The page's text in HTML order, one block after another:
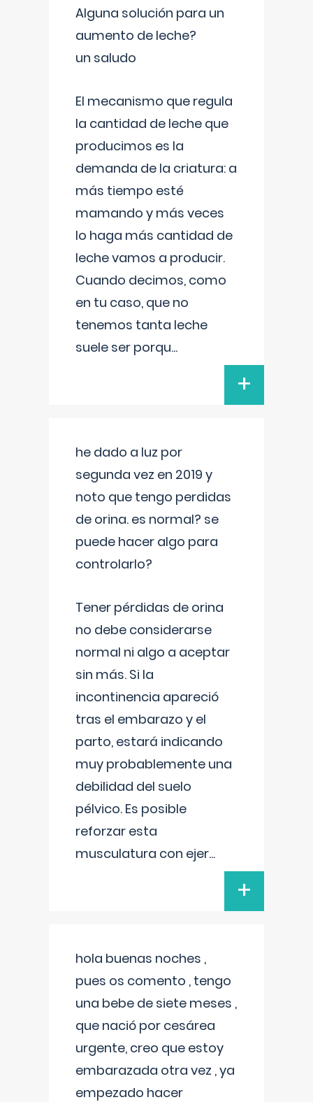
Alguna solución para un
aumento de leche?
un saludo
El mecanismo que regula
la cantidad de leche que
producimos es la
demanda de la criatura: a
más tiempo esté
mamando y más veces
lo haga más cantidad de
leche vamos a producir.
Cuando decimos, como
en tu caso, que no
tenemos tanta leche
suele ser porqu...
+
he dado a luz por
segunda vez en 2019 y
noto que tengo perdidas
de orina. es normal? se
puede hacer algo para
controlarlo?
Tener pérdidas de orina
no debe considerarse
normal ni algo a aceptar
sin más. Si la
incontinencia apareció
tras el embarazo y el
parto, estará indicando
muy probablemente una
debilidad del suelo
pélvico. Es posible
reforzar esta
musculatura con ejer...
+
hola buenas noches ,
pues os comento , tengo
una bebe de siete meses ,
que nació por cesárea
urgente, creo que estoy
embarazada otra vez , ya
empezado hacer